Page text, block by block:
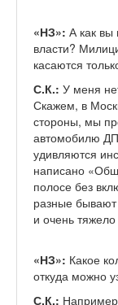
«НЗ»: А как вы
власти?
касаются
С.К.: У меня
Скажем, в
стороны, мы
автомобилю
удивляются
написано
полосе без
разные
и очень
«НЗ»: Какое
откуда можно
С.К.: